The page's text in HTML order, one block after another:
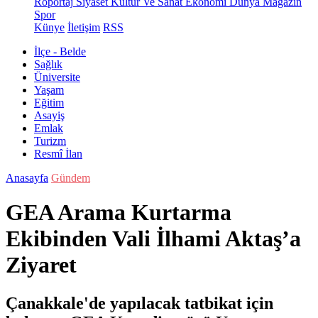
Spor
Künye İletişim RSS
İlçe - Belde
Sağlık
Üniversite
Yaşam
Eğitim
Asayiş
Emlak
Turizm
Resmî İlan
Anasayfa Gündem
GEA Arama Kurtarma
Ekibinden Vali İlhami Aktaş’a
Ziyaret
Çanakkale'de yapılacak tatbikat için